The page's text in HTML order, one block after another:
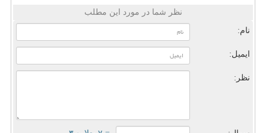
نظر شما در مورد این مطلب
نام:
ایمیل:
نظر: